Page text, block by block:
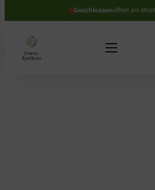
Geschlossenöffnet am